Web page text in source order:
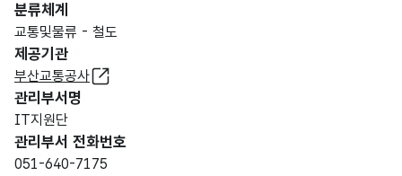
분류체계
교통및물류 - 철도
제공기관
부산교통공사
관리부서명
IT지원단
관리부서 전화번호
051-640-7175